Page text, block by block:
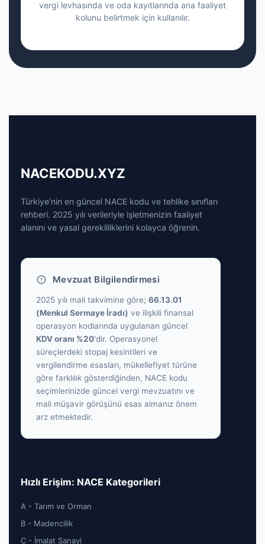
vergi levhasında ve oda kayıtlarında ana faaliyet
kolunu belirtmek için kullanılır.
NACEKODU.XYZ
Türkiye'nin en güncel NACE kodu ve tehlike sınıfları
rehberi. 2025 yılı verileriyle işletmenizin faaliyet
alanını ve yasal gerekliliklerini kolayca öğrenin.
Mevzuat Bilgilendirmesi
2025 yılı mali takvimine göre; 66.13.01
(Menkul Sermaye İradı) ve ilişkili finansal
operasyon kodlarında uygulanan güncel
KDV oranı %20'dir. Operasyonel
süreçlerdeki stopaj kesintileri ve
vergilendirme esasları, mükellefiyet türüne
göre farklılık gösterdiğinden, NACE kodu
seçimlerinizde güncel vergi mevzuatını ve
mali müşavir görüşünü esas almanız önem
arz etmektedir.
Hızlı Erişim: NACE Kategorileri
A - Tarım ve Orman
B - Madencilik
C - İmalat Sanayi